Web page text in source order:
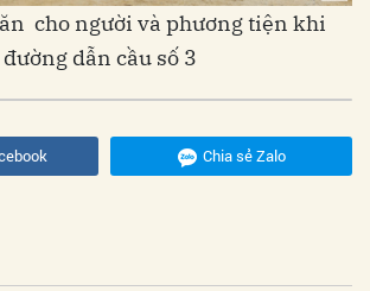
cho người và phương tiện khi
dẫn cầu số 3
Chia sẻ Zalo